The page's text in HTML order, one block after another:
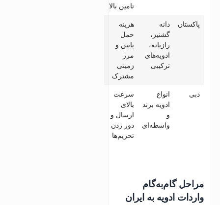
تامین بالا
پاکستان
دانه
گشنیز،
رازیانه،
ادویه‌های
ترکیبی
هزینه
حمل
پایین و
مرز
زمینی
مشترک
دبی
انواع
ادویه برند
و
واسطه‌ای
سرعت
بالای
ارسال و
دور زدن
تحریم‌ها
مراحل گام‌به‌گام
واردات ادویه به ایران